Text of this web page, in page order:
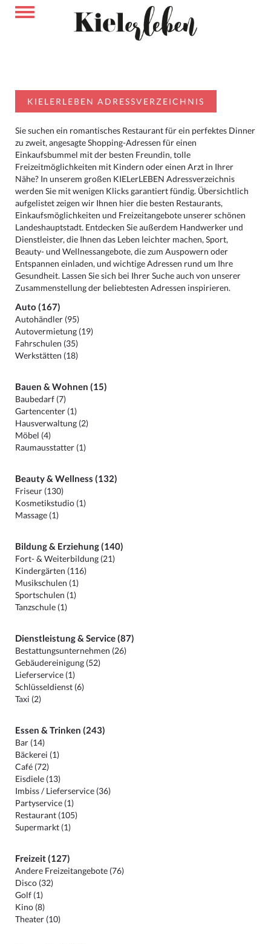
KIELERLEBEN ADRESSVERZEICHNIS
Sie suchen ein romantisches Restaurant für ein perfektes Dinner
zu zweit, angesagte Shopping-Adressen für einen
Einkaufsbummel mit der besten Freundin, tolle
Freizeitmöglichkeiten mit Kindern oder einen Arzt in Ihrer
Nähe? In unserem großen KIELerLEBEN Adressverzeichnis
werden Sie mit wenigen Klicks garantiert fündig. Übersichtlich
aufgelistet zeigen wir Ihnen hier die besten Restaurants,
Einkaufsmöglichkeiten und Freizeitangebote unserer schönen
Landeshauptstadt. Entdecken Sie außerdem Handwerker und
Dienstleister, die Ihnen das Leben leichter machen, Sport,
Beauty- und Wellnessangebote, die zum Auspowern oder
Entspannen einladen, und wichtige Adressen rund um Ihre
Gesundheit. Lassen Sie sich bei Ihrer Suche auch von unserer
Zusammenstellung der beliebtesten Adressen inspirieren.
Auto (167)
Autohändler (95)
Autovermietung (19)
Fahrschulen (35)
Werkstätten (18)
Bauen & Wohnen (15)
Baubedarf (7)
Gartencenter (1)
Hausverwaltung (2)
Möbel (4)
Raumausstatter (1)
Beauty & Wellness (132)
Friseur (130)
Kosmetikstudio (1)
Massage (1)
Bildung & Erziehung (140)
Fort- & Weiterbildung (21)
Kindergärten (116)
Musikschulen (1)
Sportschulen (1)
Tanzschule (1)
Dienstleistung & Service (87)
Bestattungsunternehmen (26)
Gebäudereinigung (52)
Lieferservice (1)
Schlüsseldienst (6)
Taxi (2)
Essen & Trinken (243)
Bar (14)
Bäckerei (1)
Café (72)
Eisdiele (13)
Imbiss / Lieferservice (36)
Partyservice (1)
Restaurant (105)
Supermarkt (1)
Freizeit (127)
Andere Freizeitangebote (76)
Disco (32)
Golf (1)
Kino (8)
Theater (10)